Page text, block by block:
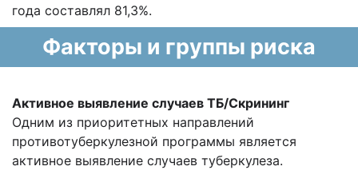
года составлял 81,3%.
Факторы и группы риска
Активное выявление случаев ТБ/Скрининг
Одним из приоритетных направлений
противотуберкулезной программы является
активное выявление случаев туберкулеза.